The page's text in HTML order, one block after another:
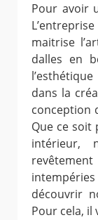
Pour avoir
maitrise
dalles en
dans la
conception
Que ce
intérieur,
découvrir
Pour cela, il